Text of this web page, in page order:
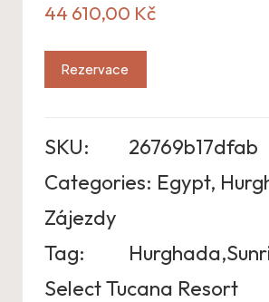
44 610,00 Kč
Rezervace
SKU:
26769b17dfab
Categories: Egypt,
Zájezdy
Tag:
Select Tucana Resort